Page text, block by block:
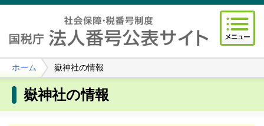
ホーム 嶽神社の情報
嶽神社の情報